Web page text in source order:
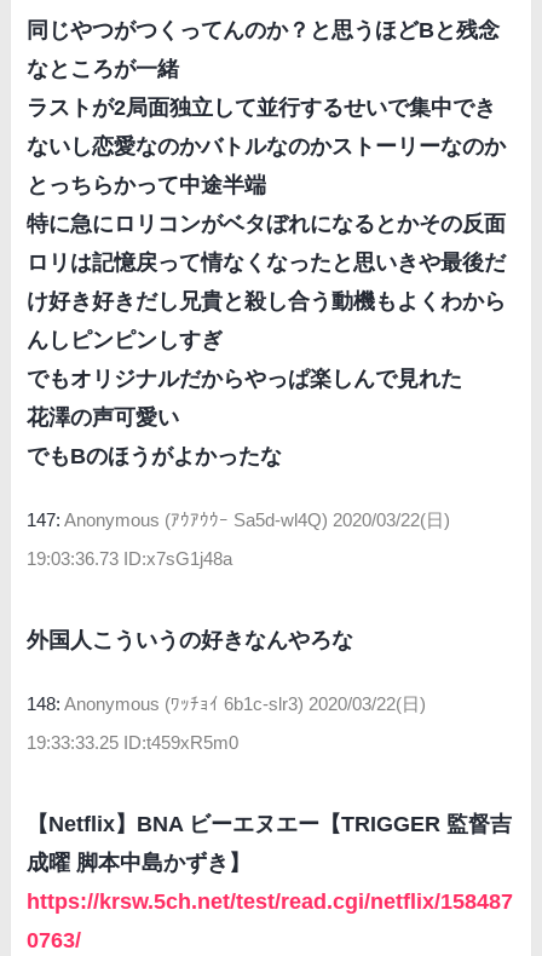
同じやつがつくってんのか？と思うほどBと残念
なところが一緒
ラストが2局面独立して並行するせいで集中でき
ないし恋愛なのかバトルなのかストーリーなのか
とっちらかって中途半端
特に急にロリコンがベタぼれになるとかその反面
ロリは記憶戻って情なくなったと思いきや最後だ
け好き好きだし兄貴と殺し合う動機もよくわから
んしピンピンしすぎ
でもオリジナルだからやっぱ楽しんで見れた
花澤の声可愛い
でもBのほうがよかったな
147:Anonymous (ｱｳｱｳｳｰ Sa5d-wl4Q) 2020/03/22(日)
19:03:36.73 ID:x7sG1j48a
外国人こういうの好きなんやろな
148:Anonymous (ﾜｯﾁｮｲ 6b1c-slr3) 2020/03/22(日)
19:33:33.25 ID:t459xR5m0
【Netflix】BNA ビーエヌエー【TRIGGER 監督吉
成曜 脚本中島かずき】
https://krsw.5ch.net/test/read.cgi/netflix/158487
0763/